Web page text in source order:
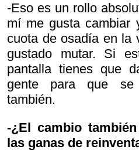
-Eso es un rollo
mí me gusta cambiar
cuota de osadía en la
gustado mutar. Si
pantalla tienes que
gente para que se
también.
-¿El cambio
las ganas de